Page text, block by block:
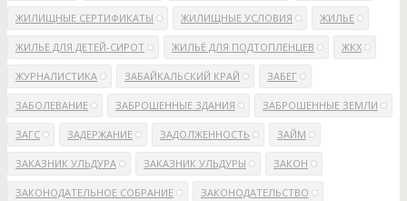
ЖИЛИЩНЫЕ СЕРТИФИКАТЫ ЖИЛИЩНЫЕ УСЛОВИЯ ЖИЛЬЕ
ЖИЛЬЕ ДЛЯ ДЕТЕЙ-СИРОТ ЖИЛЬЁ ДЛЯ ПОДТОПЛЕНЦЕВ ЖКХ
ЖУРНАЛИСТИКА ЗАБАЙКАЛЬСКИЙ КРАЙ ЗАБЕГ
ЗАБОЛЕВАНИЕ ЗАБРОШЕННЫЕ ЗДАНИЯ ЗАБРОШЕННЫЕ ЗЕМЛИ
ЗАГС ЗАДЕРЖАНИЕ ЗАДОЛЖЕННОСТЬ ЗАЙМ
ЗАКАЗНИК УЛЬДУРА ЗАКАЗНИК УЛЬДУРЫ ЗАКОН
ЗАКОНОДАТЕЛЬНОЕ СОБРАНИЕ ЗАКОНОДАТЕЛЬСТВО